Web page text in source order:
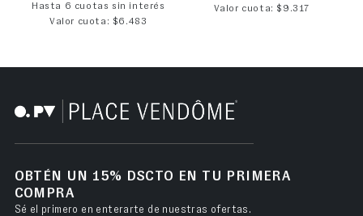
Hasta 6 cuotas sin interés
Valor cuota: $6.483
Valor cuota: $9.317
OBTÉN UN 15% DSCTO EN TU PRIMERA
COMPRA
Sé el primero en enterarte de nuestras ofertas.